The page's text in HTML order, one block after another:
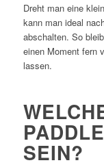
Dreht man eine
kann man ideal
abschalten. So
einen Moment fern
lassen.
SEIN?